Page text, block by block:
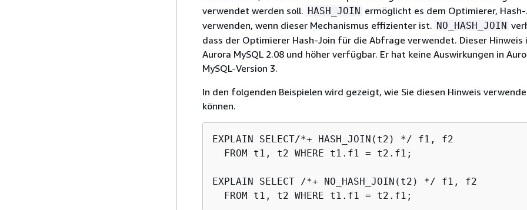
verwendet werden soll. HASH_JOIN ermöglicht es dem Optimierer, Hash-
verwenden, wenn dieser Mechanismus effizienter ist. NO_HASH_JOIN
dass der Optimierer Hash-Join für die Abfrage verwendet. Dieser Hinweis
Aurora MySQL 2.08 und höher verfügbar. Er hat keine Auswirkungen in
MySQL-Version 3.
In den folgenden Beispielen wird gezeigt, wie Sie diesen Hinweis
können.
EXPLAIN SELECT/*+ HASH_JOIN(t2) */ f1, f2
  FROM t1, t2 WHERE t1.f1 = t2.f1;
EXPLAIN SELECT /*+ NO_HASH_JOIN(t2) */ f1, f2